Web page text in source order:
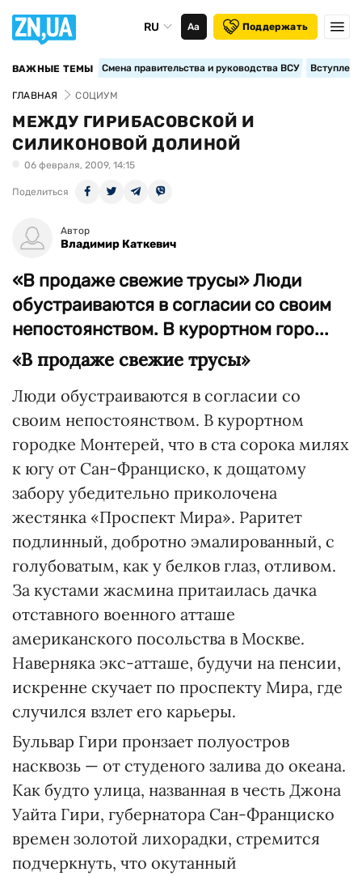
RU Аа Поддержать
ВАЖНЫЕ ТЕМЫ Смена правительства и руководства ВСУ
ГЛАВНАЯ СОЦИУМ
МЕЖДУ ГИРИБАСОВСКОЙ И
СИЛИКОНОВОЙ ДОЛИНОЙ
06 февраля, 2009, 14:15
Поделиться
Автор
Владимир Каткевич
«В продаже свежие трусы» Люди
обустраиваются в согласии со своим
непостоянством. В курортном горо...
«В продаже свежие трусы»
Люди обустраиваются в согласии со
своим непостоянством. В курортном
городке Монтерей, что в ста сорока милях
к югу от Сан-Франциско, к дощатому
забору убедительно приколочена
жестянка «Проспект Мира». Раритет
подлинный, добротно эмалированный, с
голубоватым, как у белков глаз, отливом.
За кустами жасмина притаилась дачка
отставного военного атташе
американского посольства в Москве.
Наверняка экс-атташе, будучи на пенсии,
искренне скучает по проспекту Мира, где
случился взлет его карьеры.
Бульвар Гири пронзает полуостров
насквозь — от студеного залива до океана.
Как будто улица, названная в честь Джона
Уайта Гири, губернатора Сан-Франциско
времен золотой лихорадки, стремится
подчеркнуть, что оку­танный